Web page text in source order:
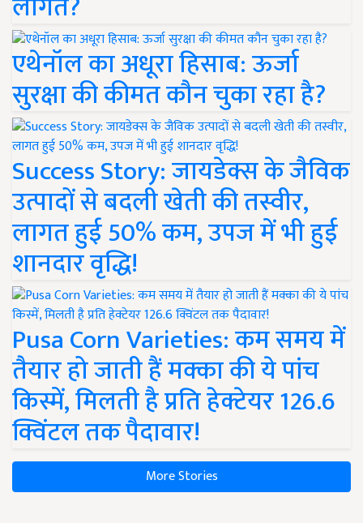
एथेनॉल का अधूरा हिसाब: ऊर्जा
सुरक्षा की कीमत कौन चुका रहा है?
Success Story: जायडेक्स के जैविक
उत्पादों से बदली खेती की तस्वीर,
लागत हुई 50% कम, उपज में भी हुई
शानदार वृद्धि!
Pusa Corn Varieties: कम समय में
तैयार हो जाती हैं मक्का की ये पांच
किस्में, मिलती है प्रति हेक्टेयर 126.6
क्विंटल तक पैदावार!
More Stories